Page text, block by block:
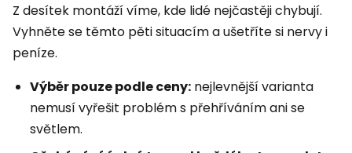
Z desítek montáží víme, kde lidé nejčastěji chybují.
Vyhněte se těmto pěti situacím a ušetříte si nervy i
peníze.
Výběr pouze podle ceny: nejlevnější varianta
nemusí vyřešit problém s přehříváním ani se
světlem.